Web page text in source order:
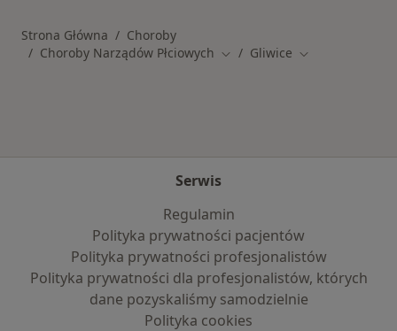
Strona Główna
Choroby
Choroby Narządów Płciowych Zmień miasto
Gliwice Zmień miasto
Serwis
Regulamin
Polityka prywatności pacjentów
Polityka prywatności profesjonalistów
Polityka prywatności dla profesjonalistów, których
dane pozyskaliśmy samodzielnie
Polityka cookies